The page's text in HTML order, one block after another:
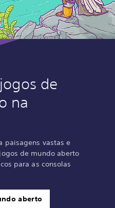
de
na
paisagens vastas e
de mundo aberto
para as consolas
aberto